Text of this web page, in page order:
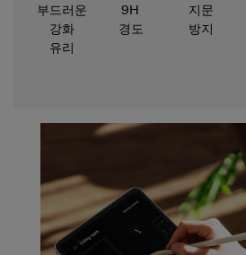
부드러운
강화
유리
9H
경도
지문
방지